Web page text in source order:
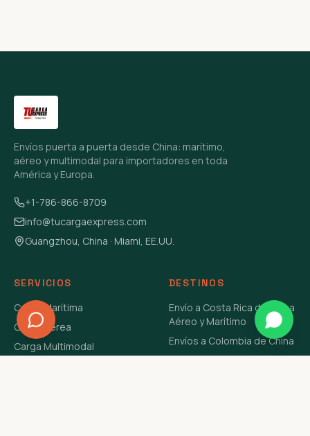
Envíos puerta a puerta desde China: marítimo,
aéreo y multimodal para importadores en toda
América y Europa.
+1-786-866-8709
info@tucargaexpress.com
Guangzhou, China · Miami, EE.UU.
SERVICIOS
Carga Marítima
Carga Aérea
Carga Multimodal
DESTINOS
Envío a Costa Rica de China
Aéreo y Marítimo
Envíos a Colombia de China